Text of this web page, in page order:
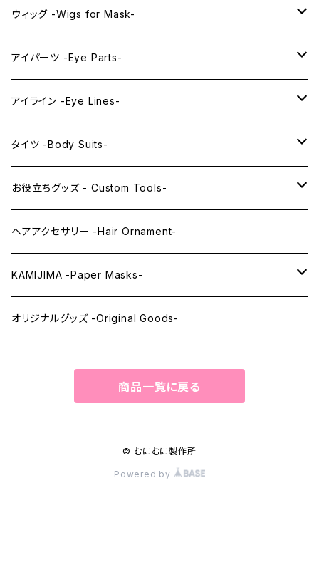
プレミアムウィッグ -Premium Wigs-
プレミアムレンズアイ -Premium Lens eye-
KAWAII series
IDOL series
PRINCESS series
KAWAII Little series
アニメマスク -Anime Masks-
ドールマスク -Doll Masks-
ウィッグ -Wigs for Mask-
ロング -Long-
ミドル -Middle-
アイパーツ -Eye Parts-
レンズアイ -Lens Eyes-
レンズアイ
レンズアイEX
クリスタルアイ -Crystal Eyes-
アイライン -Eye Lines-
アイラインステッカー -Eye Line Stickers-
まゆ毛 -Eyebrows-
まつ毛 -Eyelash-
タイツ -Body Suits-
全身タイツ -Full Body Suits-
上半身タイツ -Upper Body Suits-
お役立ちグッズ - Custom Tools-
カスタム用品 -Custom Tools-
ウィッグメンテナンス -Wig Maintenance-
ヘアアクセサリー -Hair Ornament-
KAMIJIMA -Paper Masks-
ペーパーマスク -Paper Masks-
オリジナルグッズ -Original Goods-
商品一覧に戻る
© むにむに製作所
Powered by